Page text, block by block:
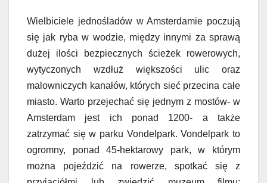
Wielbiciele jednośladów w Amsterdamie poczują
się jak ryba w wodzie, między innymi za sprawą
dużej ilości bezpiecznych ścieżek rowerowych,
wytyczonych wzdłuż większości ulic oraz
malowniczych kanałów, których sieć przecina całe
miasto. Warto przejechać się jednym z mostów- w
Amsterdam jest ich ponad 1200- a także
zatrzymać się w parku Vondelpark. Vondelpark to
ogromny, ponad 45-hektarowy park, w którym
można pojeździć na rowerze, spotkać się z